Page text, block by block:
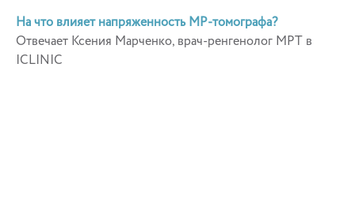
На что влияет напряженность МР-томографа?
Отвечает Ксения Марченко, врач-ренгенолог МРТ в
ICLINIC